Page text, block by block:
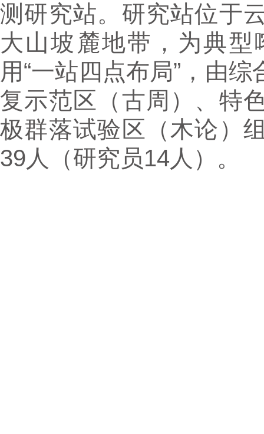
测研究站。研究站位于
大山坡麓地带，为典
用“一站四点布局”，由
复示范区（古周）、特
极群落试验区（木论）
39人（研究员14人）。